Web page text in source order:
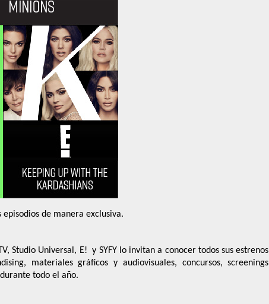
de manera exclusiva.
Studio Universal, E!  y SYFY lo invitan a conocer todos sus estrenos
materiales gráficos y audiovisuales, concursos, screenings
todo el año.